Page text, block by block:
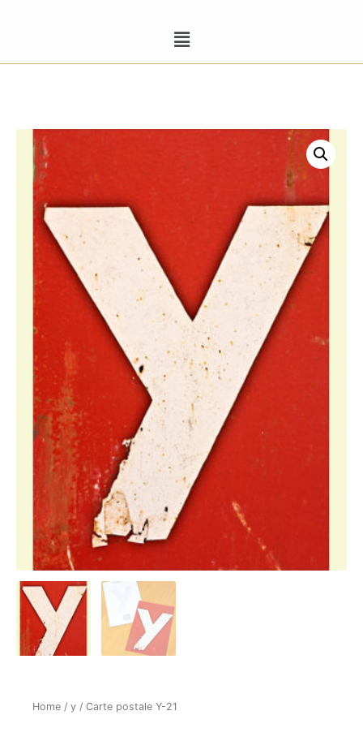
Home / y / Carte postale Y-21